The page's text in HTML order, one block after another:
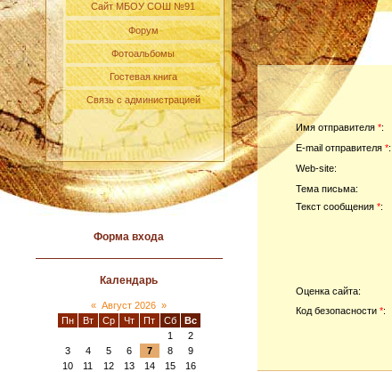
Сайт МБОУ СОШ №91
Форум
Фотоальбомы
Гостевая книга
Связь с администрацией
Форма входа
Календарь
« Август 2026 »
Пн
Вт Ср Чт Пт Сб
Вс
1
2
3
4 5 6 7 8
9
10
11 12 13 14 15
16
Имя отправителя *:
E-mail отправителя *:
Web-site:
Тема письма:
Текст сообщения *:
Оценка сайта:
Код безопасности *: